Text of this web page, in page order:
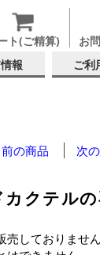
ト(ご精算) お
報 ご利
前の商品 次
クテルの
売しておりませ